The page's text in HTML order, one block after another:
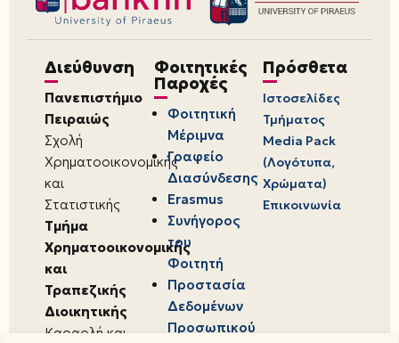
Διεύθυνση
Πανεπιστήμιο
Πειραιώς
Σχολή
Χρηματοοικονομικής
και
Στατιστικής
Τμήμα
Χρηματοοικονομικής
και
Τραπεζικής
Διοικητικής
Καραολή και
Φοιτητικές
Παροχές
Φοιτητική
Μέριμνα
Γραφείο
Διασύνδεσης
Erasmus
Συνήγορος
του
Φοιτητή
Προστασία
Δεδομένων
Προσωπικού
Πρόσθετα
Ιστοσελίδες
Τμήματος
Media Pack
(Λογότυπα,
Χρώματα)
Επικοινωνία